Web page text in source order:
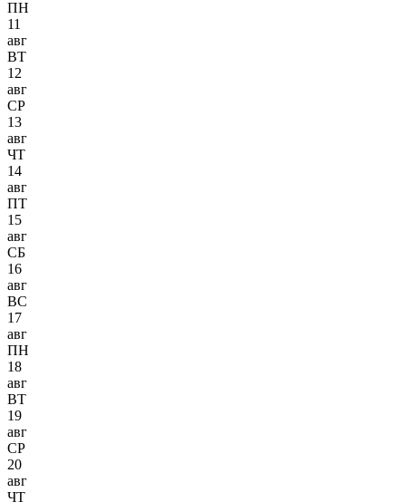
ПН
11
авг
ВТ
12
авг
СР
13
авг
ЧТ
14
авг
ПТ
15
авг
СБ
16
авг
ВС
17
авг
ПН
18
авг
ВТ
19
авг
СР
20
авг
ЧТ